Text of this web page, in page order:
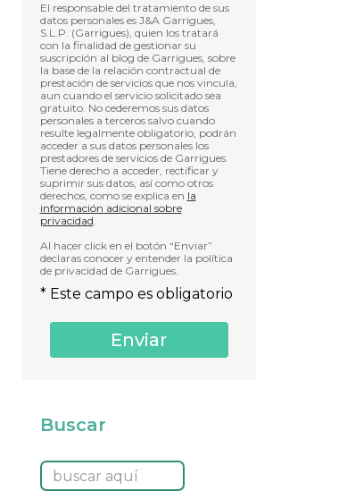
El responsable del tratamiento de sus
datos personales es J&A Garrigues,
S.L.P. (Garrigues), quien los tratará
con la finalidad de gestionar su
suscripción al blog de Garrigues, sobre
la base de la relación contractual de
prestación de servicios que nos vincula,
aun cuando el servicio solicitado sea
gratuito. No cederemos sus datos
personales a terceros salvo cuando
resulte legalmente obligatorio, podrán
acceder a sus datos personales los
prestadores de servicios de Garrigues.
Tiene derecho a acceder, rectificar y
suprimir sus datos, así como otros
derechos, como se explica en la
información adicional sobre
privacidad.
Al hacer click en el botón “Enviar”
declaras conocer y entender la política
de privacidad de Garrigues.
* Este campo es obligatorio
Buscar